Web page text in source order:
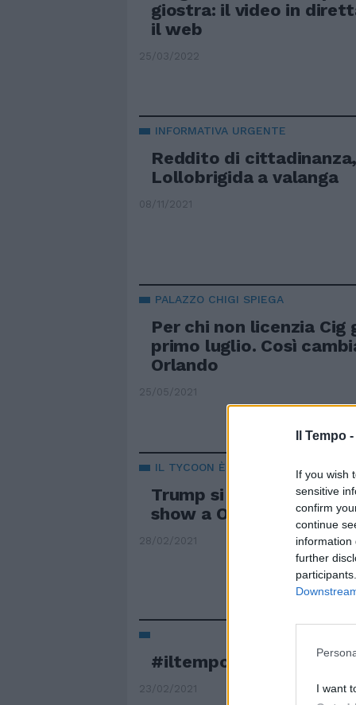
Il Tempo -
If you wish
sensitive
confirm
continue
information
further
I want
giostra: il video in
il web
25/03/2022
INFORMATIVA URGENTE
Reddito di
Lollobrigida a valanga
08/11/2021
PALAZZO CHIGI SPIEGA
Per chi non licenzia
primo luglio. Così
Orlando
25/05/2021
IL TYCOON È TORNATO
Trump si riprende il
show a Orlando
28/02/2021
#iltempodioshø
23/02/2021